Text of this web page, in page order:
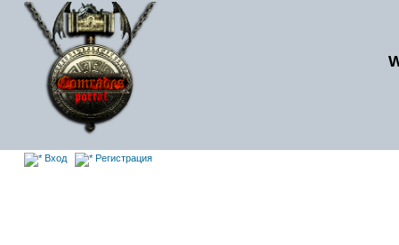
Вход Регистрация